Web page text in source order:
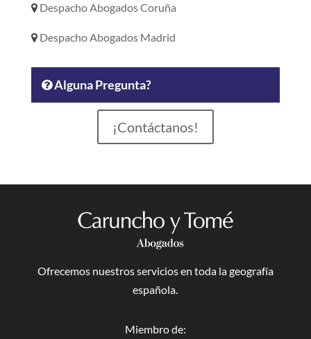
Despacho Abogados Coruña
Despacho Abogados Madrid
Alguna Pregunta?
¡Contáctanos!
Ofrecemos nuestros servicios en toda la geografía
española.
Miembro de: